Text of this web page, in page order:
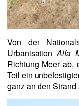
Von der
UrbanisationAlfa
Richtung Meer ab,
Teil ein
ganz an den Strand